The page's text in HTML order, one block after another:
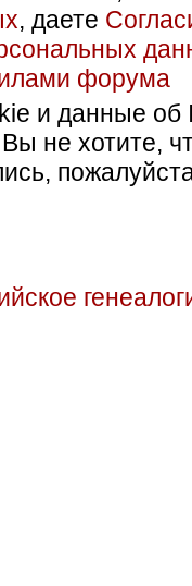
, даете
форума
и данные об
не хотите,